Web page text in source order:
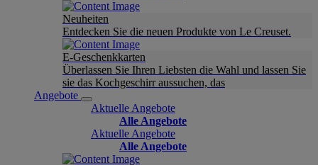
Neuheiten
Entdecken Sie die neuen Produkte von Le Creuset.
E-Geschenkkarten
Überlassen Sie Ihren Liebsten die Wahl und lassen Sie
sie das Kochgeschirr aussuchen, das
Angebote
Aktuelle Angebote
Alle Angebote
Aktuelle Angebote
Alle Angebote